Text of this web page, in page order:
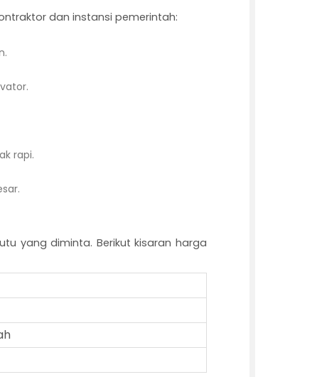
dan instansi pemerintah:
rapi.
yang diminta. Berikut kisaran harga